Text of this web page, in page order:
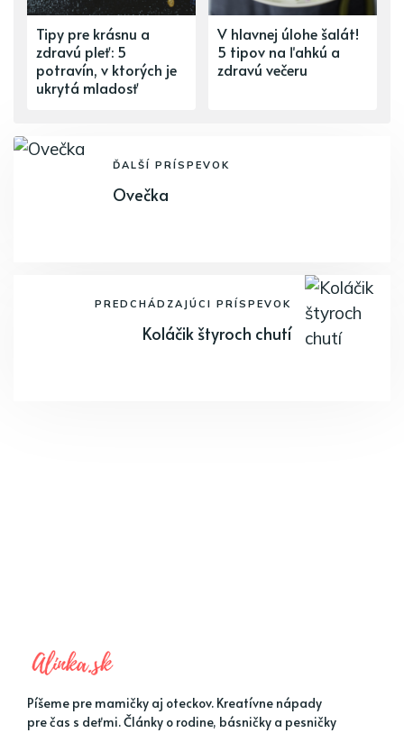
Tipy pre krásnu a
zdravú pleť: 5
potravín, v ktorých je
ukrytá mladosť
V hlavnej úlohe šalát!
5 tipov na ľahkú a
zdravú večeru
ĎALŠÍ PRÍSPEVOK
Ovečka
PREDCHÁDZAJÚCI PRÍSPEVOK
Koláčik štyroch chutí
Píšeme pre mamičky aj oteckov. Kreatívne nápady
pre čas s deťmi. Články o rodine, básničky a pesničky